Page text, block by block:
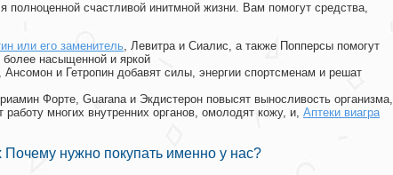
счастливой инитмной жизни. Вам помогут средства,
или его заменитель, Левитра и Сиалис, а также Попперсы помогут
насыщенной и яркой
Ансомон и Гетропин добавят силы, энергии спортсменам и решат
Форте, Guarana и Экдистерон повысят выносливость организма,
многих внутренних органов, омолодят кожу, и, Аптеки виагра
нужно покупать именно у нас?